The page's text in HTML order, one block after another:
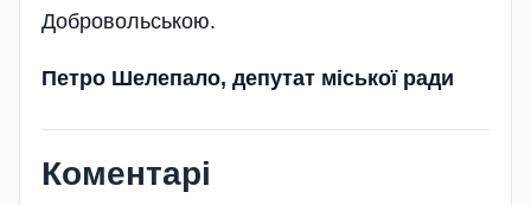
Добровольською.
Петро Шелепало, депутат міської ради
Коментарі